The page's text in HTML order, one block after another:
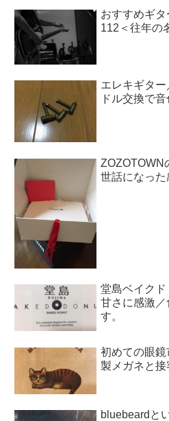
おすすめギ
112＜往年の
エレキギタ
ドル交換で
ZOZOTOWN
世話になっ
堂島ベイク
甘さに感激
す。
初めての眼
製メガネと
bluebeardと